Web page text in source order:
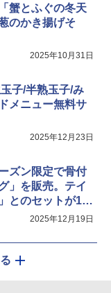
蟹とふぐの冬天
のかき揚げそ
2025年10月31日
子/半熟玉子/み
メニュー無料サ
2025年12月23日
ズン限定で骨付
」を販売。テイ
とのセットが1
2025年12月19日